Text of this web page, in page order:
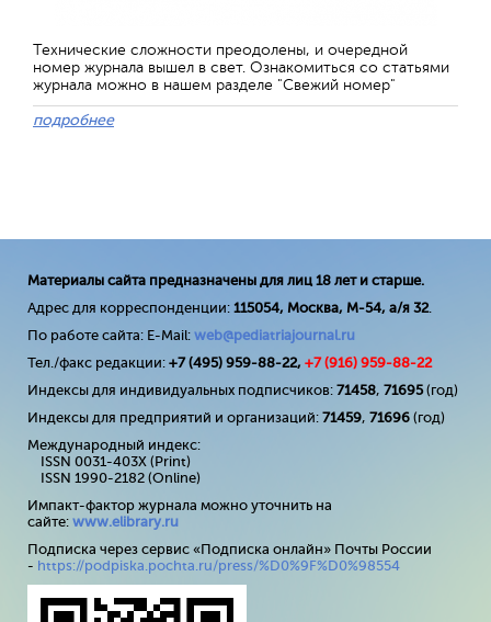
Технические сложности преодолены, и очередной
номер журнала вышел в свет. Ознакомиться со статьями
журнала можно в нашем разделе "Свежий номер"
подробнее
Материалы сайта предназначены для лиц 18 лет и старше.
Адрес для корреспонденции: 115054, Москва, М-54, а/я 32.
По работе сайта: E-Mail: web@pediatriajournal.ru
Тел./факс редакции: +7 (495) 959-88-22, +7 (916) 959-88-22
Индексы для индивидуальных подписчиков: 71458, 71695(год)
Индексы для предприятий и организаций: 71459, 71696 (год)
Международный индекс:
ISSN 0031-403X (Print)
ISSN 1990-2182 (Online)
Импакт-фактор журнала можно уточнить на
сайте: www.elibrary.ru
Подписка через сервис «Подписка онлайн» Почты России
- https://podpiska.pochta.ru/press/%D0%9F%D0%98554